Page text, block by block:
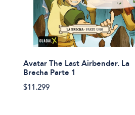
Avatar The Last Airbender. La
Brecha Parte 1
$11.299